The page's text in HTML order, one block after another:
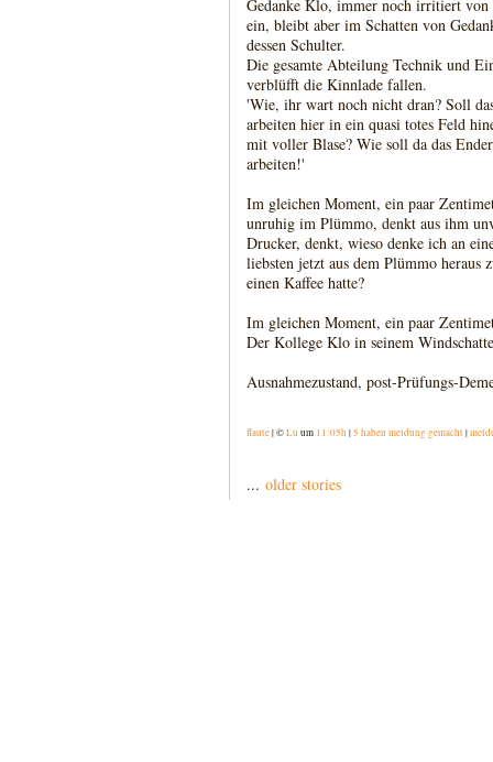
Gedanke Klo, immer noch irritiert
ein, bleibt aber im Schatten von
dessen Schulter.
Die gesamte Abteilung Technik und
verblüfft die Kinnlade fallen.
'Wie, ihr wart noch nicht dran? Soll
arbeiten hier in ein quasi totes Feld
mit voller Blase? Wie soll da das
arbeiten!'
Im gleichen Moment, ein paar
unruhig im Plümmo, denkt aus ihm
Drucker, denkt, wieso denke ich an
liebsten jetzt aus dem Plümmo heraus
einen Kaffee hatte?
Im gleichen Moment, ein paar
Der Kollege Klo in seinem
Ausnahmezustand, post-Prüfungs-
flaute| ©Lu um 11:05h |5 haben meldung gemacht|
... older stories